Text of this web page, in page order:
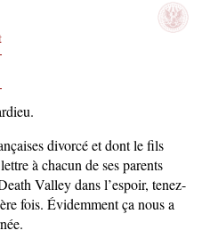
divorcé et dont le fils
à chacun de ses parents
Valley dans l’espoir, tenez-
fois. Évidemment ça nous a